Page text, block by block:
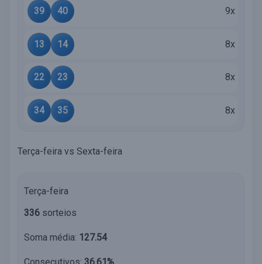
39 40 9x
13 14 8x
22 23 8x
34 35 8x
Terça-feira vs Sexta-feira
Terça-feira
336 sorteios
Soma média: 127.54
Consecutivos: 36.61%